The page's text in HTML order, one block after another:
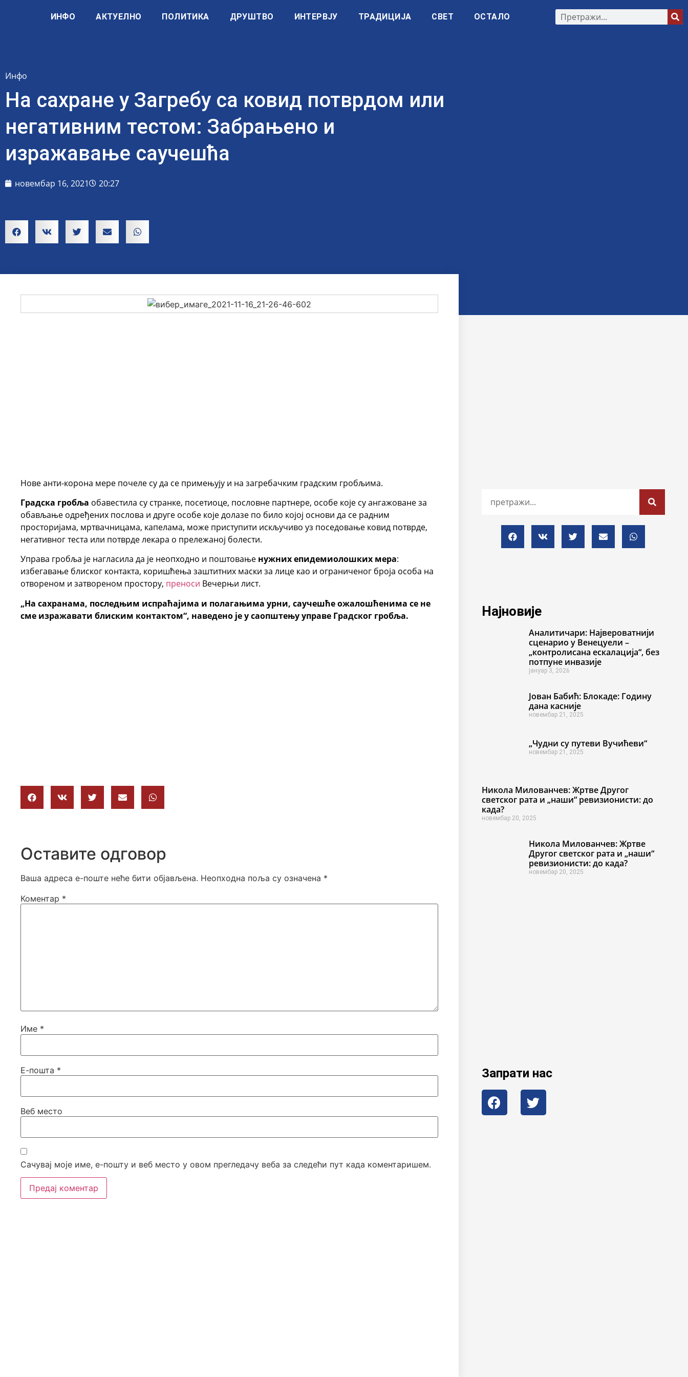
ИНФО АКТУЕЛНО ПОЛИТИКА ДРУШТВО ИНТЕРВЈУ ТРАДИЦИЈА СВЕТ ОСТАЛО
Инфо
На сахране у Загребу са ковид потврдом или
негативним тестом: Забрањено и
изражавање саучешћа
новембар 16, 2021 20:27
Нове анти-корона мере почеле су да се примењују и на загребачким градским гробљима.
Градска гробља обавестила су странке, посетиоце, пословне партнере, особе које су ангажоване за
обављање одређених послова и друге особе које долазе по било којој основи да се радним
просторијама, мртвачницама, капелама, може приступити искључиво уз поседовање ковид потврде,
негативног теста или потврде лекара о прележаној болести.
Управа гробља је нагласила да је неопходно и поштовање нужних епидемиолошких мера:
избегавање блиског контакта, коришћења заштитних маски за лице као и ограниченог броја особа на
отвореном и затвореном простору, преноси Вечерњи лист.
„На сахранама, последњим испраћајима и полагањима урни, саучешће ожалошћенима се не
сме изражавати блиским контактом“, наведено је у саопштењу управе Градског гробља.
Оставите одговор
Ваша адреса е-поште неће бити објављена. Неопходна поља су означена *
Коментар *
Име *
Е-пошта *
Веб место
Сачувај моје име, е-пошту и веб место у овом прегледачу веба за следећи пут када коментаришем.
Најновије
Аналитичари: Највероватнији
сценарио у Венецуели –
„контролисана ескалација“, без
потпуне инвазије
јануар 3, 2026
Јован Бабић: Блокаде: Годину
дана касније
новембар 21, 2025
„Чудни су путеви Вучићеви“
новембар 21, 2025
Никола Милованчев: Жртве Другог
светског рата и „наши“ ревизионисти: до
када?
новембар 20, 2025
Никола Милованчев: Жртве
Другог светског рата и „наши“
ревизионисти: до када?
новембар 20, 2025
Запрати нас